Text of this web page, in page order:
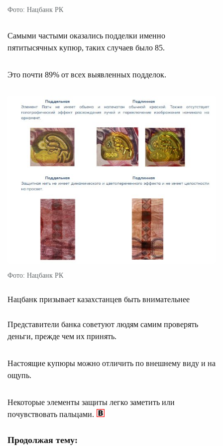
Фото: Нацбанк РК
Самыми частыми оказались подделки именно
пятитысячных купюр, таких случаев было 85.
Это почти 89% от всех выявленных подделок.
Фото: Нацбанк РК
Нацбанк призывает казахстанцев быть внимательнее
Представители банка советуют людям самим проверять
деньги, прежде чем их принять.
Настоящие купюры можно отличить по внешнему виду и на
ощупь.
Некоторые элементы защиты легко заметить или
почувствовать пальцами.
Продолжая тему: